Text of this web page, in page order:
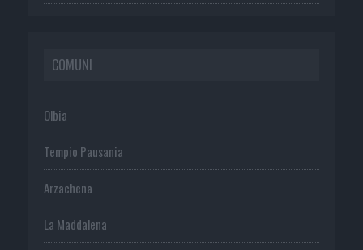
COMUNI
Olbia
Tempio Pausania
Arzachena
La Maddalena